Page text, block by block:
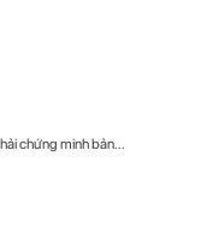
chứng minh bản...